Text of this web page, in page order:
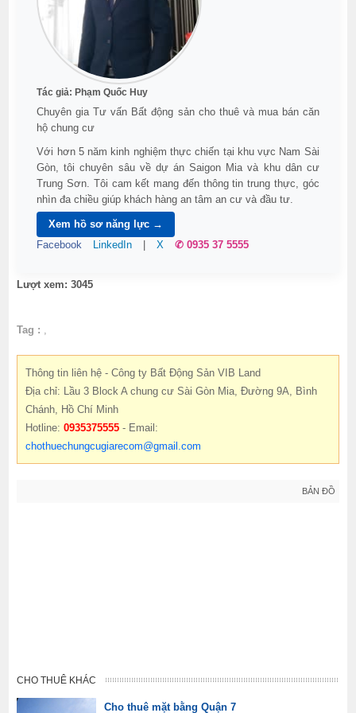
Tác giả: Phạm Quốc Huy
Chuyên gia Tư vấn Bất động sản cho thuê và mua bán căn
hộ chung cư
Với hơn 5 năm kinh nghiệm thực chiến tại khu vực Nam Sài
Gòn, tôi chuyên sâu về dự án Saigon Mia và khu dân cư
Trung Sơn. Tôi cam kết mang đến thông tin trung thực, góc
nhìn đa chiều giúp khách hàng an tâm an cư và đầu tư.
Xem hồ sơ năng lực →
Facebook
LinkedIn X ✆ 0935 37 5555
Lượt xem: 3045
Tag :
Thông tin liên hệ - Công ty Bất Động Sản VIB Land
Địa chỉ: Lầu 3 Block A chung cư Sài Gòn Mia, Đường 9A, Bình
Chánh, Hồ Chí Minh
Hotline:0935375555 - Email:
chothuechungcugiarecom@gmail.com
BẢN ĐỒ
CHO THUÊ KHÁC
Cho thuê mặt bằng Quận 7